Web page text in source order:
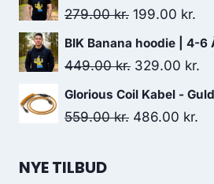
was:
799.00 kr..
279.00kr. Original
price
was:
199.00 kr.
is:
BIK Banana hoodie | 4-6
449.00kr. Original
price
was:
329.00 kr.
Glorious Coil Kabel - Guld
559.00kr. Original
486.00 kr.
NYE TILBUD